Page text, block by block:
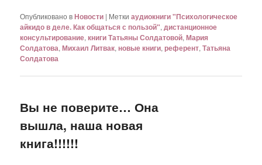
Опубликовано вНовости | Метки аудиокниги "Психологическое
айкидо в деле. Как общаться с пользой", дистанционное
консультирование,книги Татьяны Солдатовой,Мария
Солдатова,Михаил Литвак, новые книги,референт,Татьяна
Солдатова
Вы не поверите… Она
вышла, наша новая
книга!!!!!!